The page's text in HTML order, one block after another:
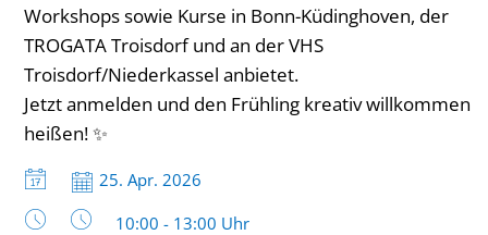
Workshops sowie Kurse in Bonn-Küdinghoven, der
TROGATA Troisdorf und an der VHS
Troisdorf/Niederkassel anbietet.
Jetzt anmelden und den Frühling kreativ willkommen
heißen! ✨
Datum:
25. Apr. 2026
Uhrzeit:
10:00 - 13:00 Uhr